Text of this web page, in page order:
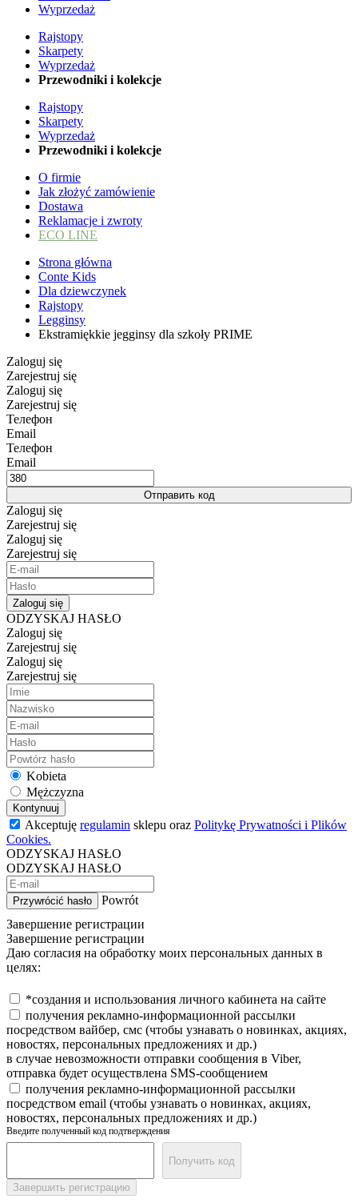
Wyprzedaż
Rajstopy
Skarpety
Wyprzedaż
Przewodniki i kolekcje
Rajstopy
Skarpety
Wyprzedaż
Przewodniki i kolekcje
O firmie
Jak złożyć zamówienie
Dostawa
Reklamacje i zwroty
ECO LINE
Strona główna
Conte Kids
Dla dziewczynek
Rajstopy
Legginsy
Ekstramiękkie jegginsy dla szkoły PRIME
Zaloguj się
Zarejestruj się
Zaloguj się
Zarejestruj się
Телефон
Email
Телефон
Email
Отправить код
Zaloguj się
Zarejestruj się
Zaloguj się
Zarejestruj się
Zaloguj się
ODZYSKAJ HASŁO
Zaloguj się
Zarejestruj się
Zaloguj się
Zarejestruj się
Kobieta
Mężczyzna
Kontynuuj
Akceptuję regulamin sklepu oraz Politykę Prywatności i Plików
Cookies.
ODZYSKAJ HASŁO
ODZYSKAJ HASŁO
Przywrócić hasło
Powrót
Завершение регистрации
Завершение регистрации
Даю согласия на обработку моих персональных данных в
целях:
*создания и использования личного кабинета на сайте
получения рекламно-информационной рассылки
посредством вайбер, смс (чтобы узнавать о новинках, акциях,
новостях, персональных предложениях и др.)
в случае невозможности отправки сообщения в Viber,
отправка будет осуществлена SMS-сообщением
получения рекламно-информационной рассылки
посредством email (чтобы узнавать о новинках, акциях,
новостях, персональных предложениях и др.)
Введите полученный код подтверждения
Получить код
Завершить регистрацию